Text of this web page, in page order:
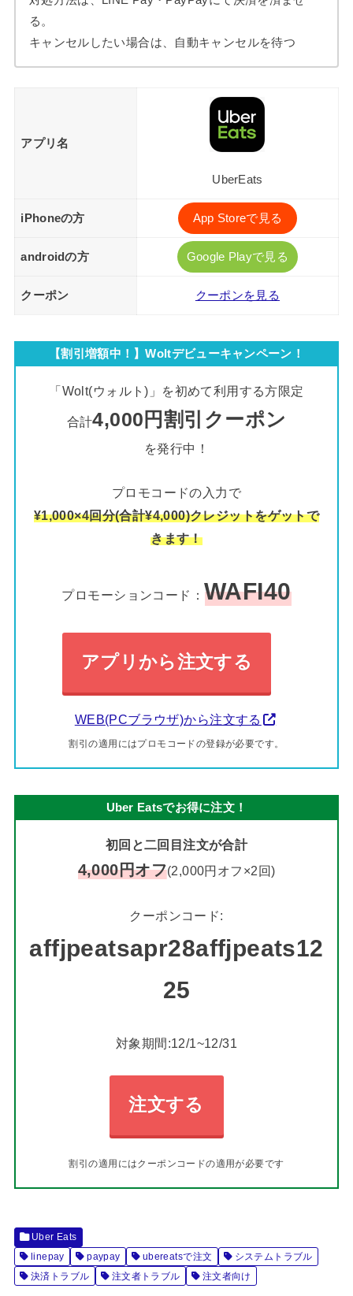
る。
キャンセルしたい場合は、自動キャンセルを待つ
アプリ名
UberEats
iPhoneの方 App Storeで見る
androidの方 Google Playで見る
クーポン クーポンを見る
【割引増額中！】Woltデビューキャンペーン！
「Wolt(ウォルト)」を初めて利用する方限定
合計4,000円割引クーポン
を発行中！
プロモコードの入力で
¥1,000×4回分(合計¥4,000)クレジットをゲットで
きます！
プロモーションコード： WAFI40
アプリから注文する
WEB(PCブラウザ)から注文する
割引の適用にはプロモコードの登録が必要です。
Uber Eatsでお得に注文！
初回と二回目注文が合計
4,000円オフ(2,000円オフ×2回)
クーポンコード:
affjpeatsapr28affjpeats12
25
対象期間:12/1~12/31
注文する
割引の適用にはクーポンコードの適用が必要です
Uber Eats
linepay
paypay ubereatsで注文
システムトラブル
決済トラブル
注文者トラブル 注文者向け